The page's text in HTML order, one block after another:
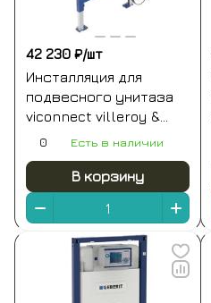
42 230 ₽/шт
Инсталляция для
подвесного унитаза
viconnect villeroy &
boch
0 Есть в наличии
В корзину